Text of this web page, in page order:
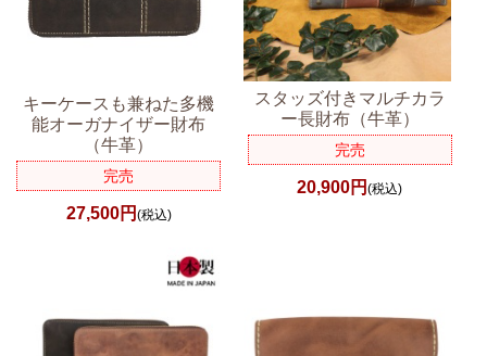
キーケースも兼ねた多機
能オーガナイザー財布
（牛革）
完売
27,500円 (税込)
スタッズ付きマルチカラ
ー長財布（牛革）
完売
20,900円(税込)